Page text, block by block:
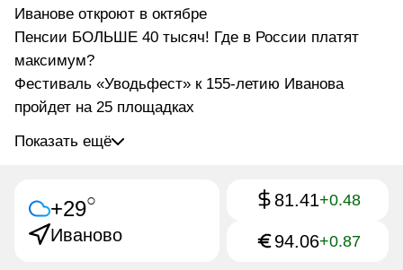
Иванове откроют в октябре
Пенсии БОЛЬШЕ 40 тысяч! Где в России платят
максимум?
Фестиваль «Уводьфест» к 155-летию Иванова
пройдет на 25 площадках
Показать ещё
+29○
Иваново
81.41+0.48
94.06+0.87